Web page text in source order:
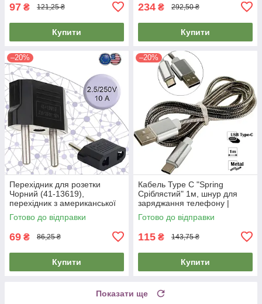
97 ₴ 121,25 ₴
Купити
234 ₴ 292,50 ₴
Купити
–20%
Перехідник для розетки
Чорний (41-13619),
перехідник з американської
розетки на європейську
2.5/250V 10A
Готово до відправки
69 ₴ 86,25 ₴
Купити
–20%
Кабель Type C "Spring
Сріблястий" 1м, шнур для
заряджання телефону |
кабель для зарядки
телефона
Готово до відправки
115 ₴ 143,75 ₴
Купити
Показати ще